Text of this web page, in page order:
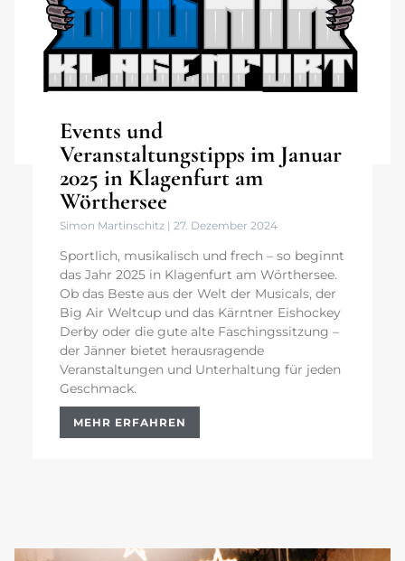
Events und
Veranstaltungstipps im Januar
2025 in Klagenfurt am
Wörthersee
Simon Martinschitz 27. Dezember 2024
Sportlich, musikalisch und frech – so beginnt
das Jahr 2025 in Klagenfurt am Wörthersee.
Ob das Beste aus der Welt der Musicals, der
Big Air Weltcup und das Kärntner Eishockey
Derby oder die gute alte Faschingssitzung –
der Jänner bietet herausragende
Veranstaltungen und Unterhaltung für jeden
Geschmack.
MEHR ERFAHREN